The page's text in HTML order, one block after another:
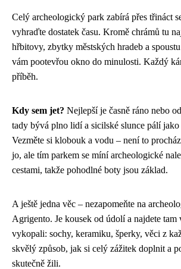
Celý archeologický park zabírá přes třináct
vyhraďte dostatek času. Kromě chrámů tu
hřbitovy, zbytky městských hradeb a
vám pootevřou okno do minulosti. Každý
příběh.
Kdy sem jet? Nejlepší je časně ráno nebo
tady bývá plno lidí a sicilské slunce pálí
Vezměte si klobouk a vodu – není to
jo, ale tím parkem se míní archeologické
cestami, takže pohodlné boty jsou základ.
A ještě jedna věc – nezapomeňte na
Agrigento. Je kousek od údolí a najdete tam
vykopali: sochy, keramiku, šperky, věci z
skvělý způsob, jak si celý zážitek doplnit a
skutečně žili.